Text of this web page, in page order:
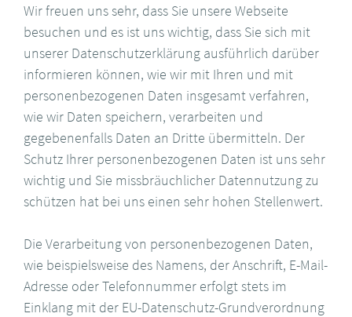
Wir freuen uns sehr, dass Sie unsere Webseite
besuchen und es ist uns wichtig, dass Sie sich mit
unserer Datenschutzerklärung ausführlich darüber
informieren können, wie wir mit Ihren und mit
personenbezogenen Daten insgesamt verfahren,
wie wir Daten speichern, verarbeiten und
gegebenenfalls Daten an Dritte übermitteln. Der
Schutz Ihrer personenbezogenen Daten ist uns sehr
wichtig und Sie missbräuchlicher Datennutzung zu
schützen hat bei uns einen sehr hohen Stellenwert.
Die Verarbeitung von personenbezogenen Daten,
wie beispielsweise des Namens, der Anschrift, E-Mail-
Adresse oder Telefonnummer erfolgt stets im
Einklang mit der EU-Datenschutz-Grundverordnung